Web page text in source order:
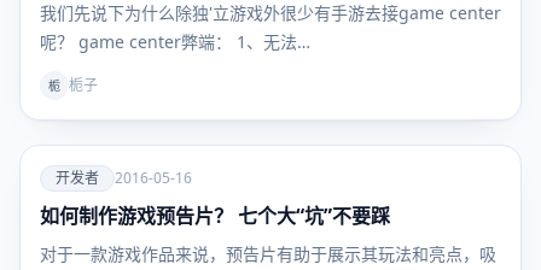
我们先说下为什么除独'立游戏外很少有手游去接game center
呢？ game center弊端： 1、无法…
栀 栀子
爱
开发者
开发者 2016-05-16
如何制作游戏预告片？ 七个大“坑”不要踩
对于一款游戏作品来说，预告片有助于展示其玩法和亮点，吸